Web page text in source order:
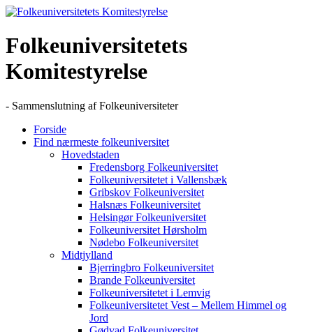
Skip
content
Folkeuniversitetets
Komitestyrelse
- Sammenslutning af Folkeuniversiteter
Forside
Find nærmeste folkeuniversitet
Hovedstaden
Fredensborg Folkeuniversitet
Folkeuniversitetet i Vallensbæk
Gribskov Folkeuniversitet
Halsnæs Folkeuniversitet
Helsingør Folkeuniversitet
Folkeuniversitet Hørsholm
Nødebo Folkeuniversitet
Midtjylland
Bjerringbro Folkeuniversitet
Brande Folkeuniversitet
Folkeuniversitetet i Lemvig
Folkeuniversitetet Vest – Mellem Himmel og
Jord